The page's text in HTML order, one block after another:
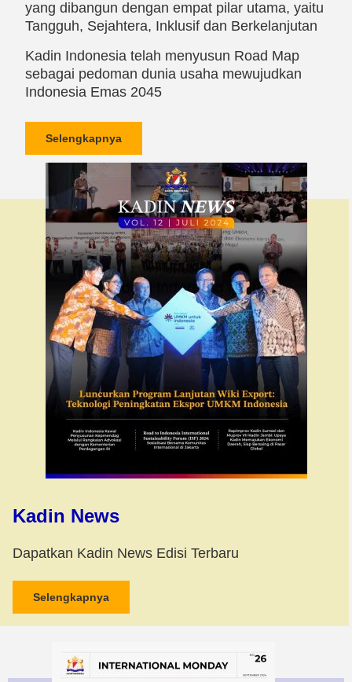
yang dibangun dengan empat pilar utama, yaitu
Tangguh, Sejahtera, Inklusif dan Berkelanjutan
Kadin Indonesia telah menyusun Road Map
sebagai pedoman dunia usaha mewujudkan
Indonesia Emas 2045
Selengkapnya
Kadin News
Dapatkan Kadin News Edisi Terbaru
Selengkapnya